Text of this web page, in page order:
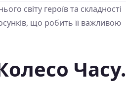
світу героїв та складності
що робить її важливою
Часу.